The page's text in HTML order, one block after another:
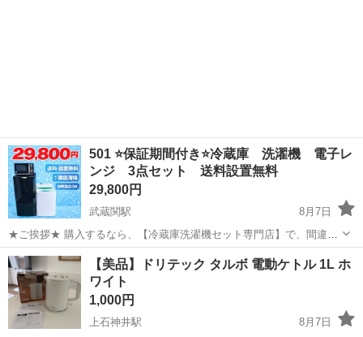
501 ⭐️保証期間付き⭐️冷蔵庫 洗濯機 電子レ
ンジ 3点セット 送料設置無料
29,800円
武蔵関駅
8月7日
★ご挨拶★ 購入するなら、【冷蔵庫洗濯機セット専門店】で、間違い
なし！！ 販売セット台数年間 3000台販売実績 新生活をお迎えする 学
生 社会人 初同棲 単身赴任の方に、大好評のセットになっておりま
す。 【階段運...
東京 練馬区 武蔵関駅 キッチン家電 商品
【美品】ドリテック タルボ 電動ケトル 1L ホ
ワイト
1,000円
上石神井駅
8月7日